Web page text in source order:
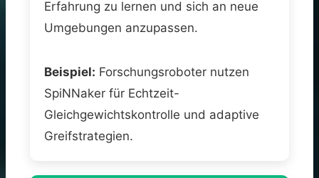
Erfahrung zu lernen und sich an neue
Umgebungen anzupassen.
Beispiel: Forschungsroboter nutzen
SpiNNaker für Echtzeit-
Gleichgewichtskontrolle und adaptive
Greifstrategien.